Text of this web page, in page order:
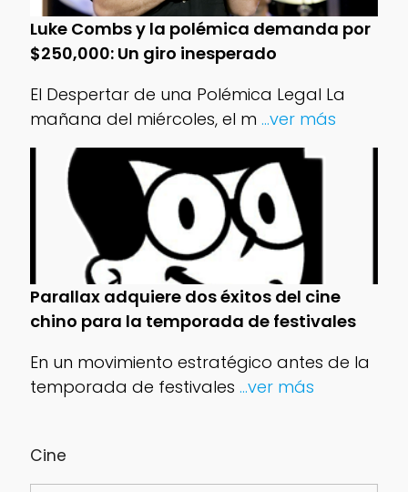
Cine
Luke Combs y la polémica demanda por
$250,000: Un giro inesperado
El Despertar de una Polémica Legal La
mañana del miércoles, el m ...ver más
Parallax adquiere dos éxitos del cine
chino para la temporada de festivales
En un movimiento estratégico antes de la
temporada de festivales ...ver más